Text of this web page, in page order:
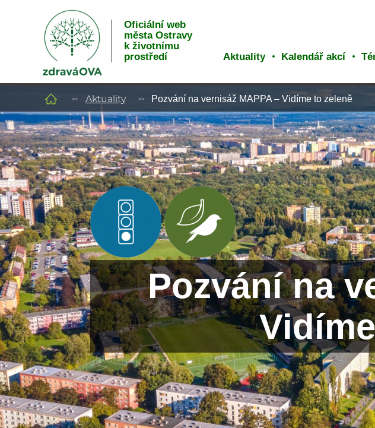
Oficiální web
města Ostravy
k životnímu
prostředí
Aktuality Kalendář akcí
Aktuality Pozvání na vernisáž MAPPA – Vidíme to zeleně
Pozvání na